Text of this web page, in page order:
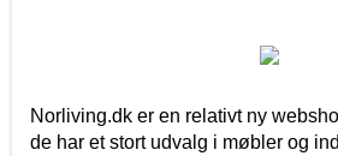
Norliving.dk er en relativt ny
de har et stort udvalg i møbler og